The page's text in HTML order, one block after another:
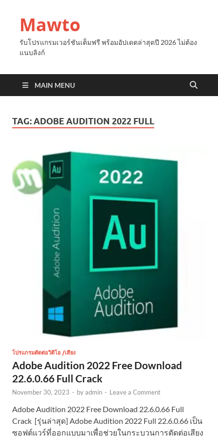
Mawto
รับโปรแกรมเวอร์ชันเต็มฟรี พร้อมอัปเดตล่าสุดปี 2026 ไม่ต้อง
แนบลิงก์
MAIN MENU
TAG:ADOBE AUDITION 2022 FULL
โปรแกรมตัดต่อวิดีโอ /เสียง
Adobe Audition 2022 Free Download
22.6.0.66 Full Crack
November 30, 2023 - byadmin - Leave a Comment
Adobe Audition 2022 Free Download 22.6.0.66 Full
Crack [รุ่นล่าสุด] Adobe Audition 2022 Full 22.6.0.66 เป็น
ซอฟต์แวร์ที่ออกแบบมาเพื่อช่วยในกระบวนการตัดต่อเสียง